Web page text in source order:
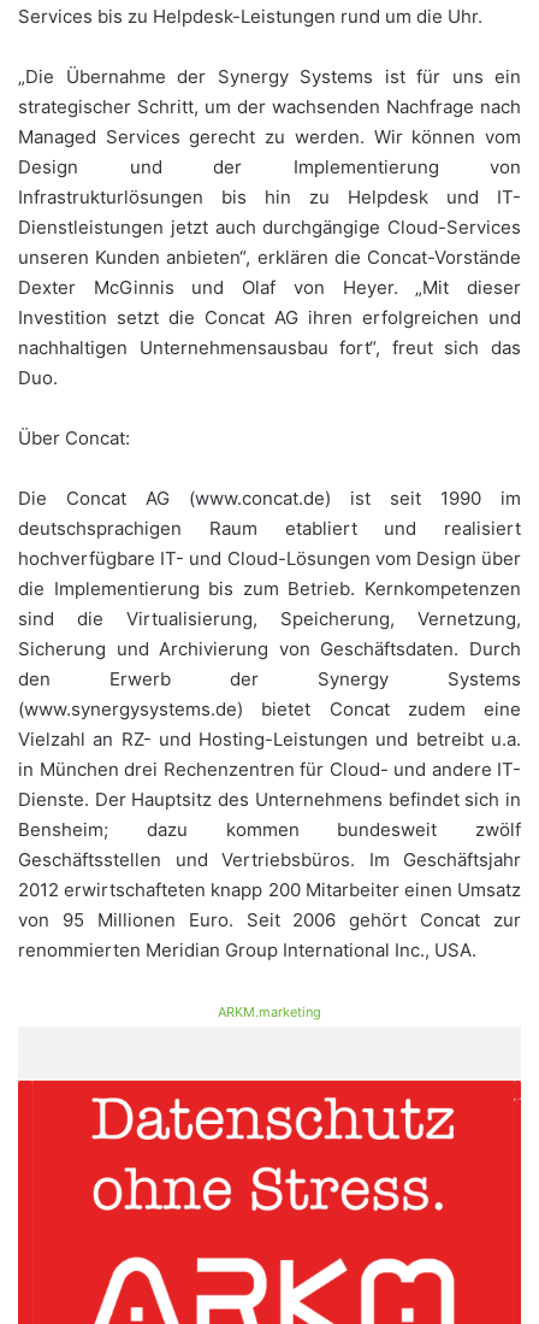
Services bis zu Helpdesk-Leistungen rund um die Uhr.
„Die Übernahme der Synergy Systems ist für uns ein
strategischer Schritt, um der wachsenden Nachfrage nach
Managed Services gerecht zu werden. Wir können vom
Design und der Implementierung von
Infrastrukturlösungen bis hin zu Helpdesk und IT-
Dienstleistungen jetzt auch durchgängige Cloud-Services
unseren Kunden anbieten“, erklären die Concat-Vorstände
Dexter McGinnis und Olaf von Heyer. „Mit dieser
Investition setzt die Concat AG ihren erfolgreichen und
nachhaltigen Unternehmensausbau fort“, freut sich das
Duo.
Über Concat:
Die Concat AG (www.concat.de) ist seit 1990 im
deutschsprachigen Raum etabliert und realisiert
hochverfügbare IT- und Cloud-Lösungen vom Design über
die Implementierung bis zum Betrieb. Kernkompetenzen
sind die Virtualisierung, Speicherung, Vernetzung,
Sicherung und Archivierung von Geschäftsdaten. Durch
den Erwerb der Synergy Systems
(www.synergysystems.de) bietet Concat zudem eine
Vielzahl an RZ- und Hosting-Leistungen und betreibt u.a.
in München drei Rechenzentren für Cloud- und andere IT-
Dienste. Der Hauptsitz des Unternehmens befindet sich in
Bensheim; dazu kommen bundesweit zwölf
Geschäftsstellen und Vertriebsbüros. Im Geschäftsjahr
2012 erwirtschafteten knapp 200 Mitarbeiter einen Umsatz
von 95 Millionen Euro. Seit 2006 gehört Concat zur
renommierten Meridian Group International Inc., USA.
ARKM.marketing